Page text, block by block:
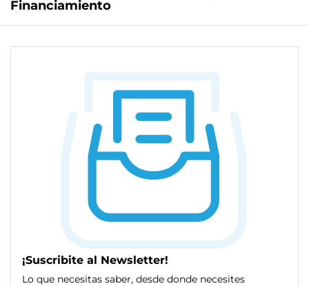
Financiamiento
¡Suscribite al Newsletter!
Lo que necesitas saber, desde donde necesites